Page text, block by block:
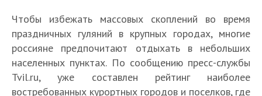
Чтобы избежать массовых скоплений во время
праздничных гуляний в крупных городах, многие
россияне предпочитают отдыхать в небольших
населенных пунктах. По сообщению пресс-службы
Tvil.ru, уже составлен рейтинг наиболее
востребованных курортных городов и поселков, где